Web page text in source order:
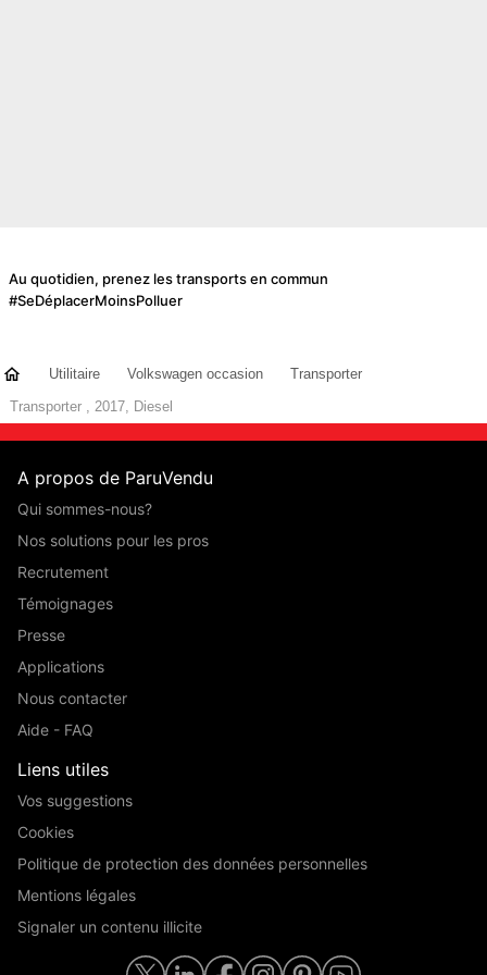
Au quotidien, prenez les transports en commun
#SeDéplacerMoinsPolluer
Utilitaire Volkswagen occasion
Transporter
Transporter , 2017, Diesel
A propos de ParuVendu
Qui sommes-nous?
Nos solutions pour les pros
Recrutement
Témoignages
Presse
Applications
Nous contacter
Aide - FAQ
Liens utiles
Vos suggestions
Cookies
Politique de protection des données personnelles
Mentions légales
Signaler un contenu illicite